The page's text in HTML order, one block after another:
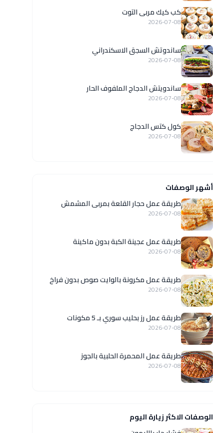
كب كيك مربى التوت
2026-07-08
ساندوتش السجق الاسكندراني
2026-07-08
ساندويتش الدجاج الملفوف الحار
2026-07-08
كول كتس الدجاج
2026-07-08
أشهر الوصفات
طريقة عمل حجار القلعة بمربى المشمش
2026-07-08
طريقة عمل عجينة الكبة بدون ماكينة
2026-07-08
طريقة عمل مكرونة بالوايت صوص بدون فراخ
2026-07-08
طريقة عمل رز بحليب سوري بـ 5 مكونات
2026-07-08
طريقة عمل المحمرة الحلبية بالجوز
2026-07-08
الوصفات الاكثر زيارة اليوم